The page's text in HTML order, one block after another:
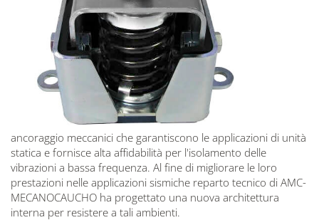
ancoraggio meccanici che garantiscono le applicazioni di unità
statica e fornisce alta affidabilità per l'isolamento delle
vibrazioni a bassa frequenza. Al fine di migliorare le loro
prestazioni nelle applicazioni sismiche reparto tecnico di AMC-
MECANOCAUCHO ha progettato una nuova architettura
interna per resistere a tali ambienti.